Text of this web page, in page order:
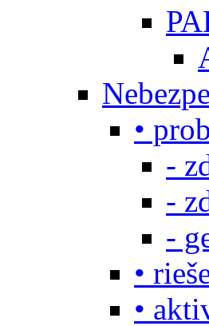
•
-
-
-
•
•